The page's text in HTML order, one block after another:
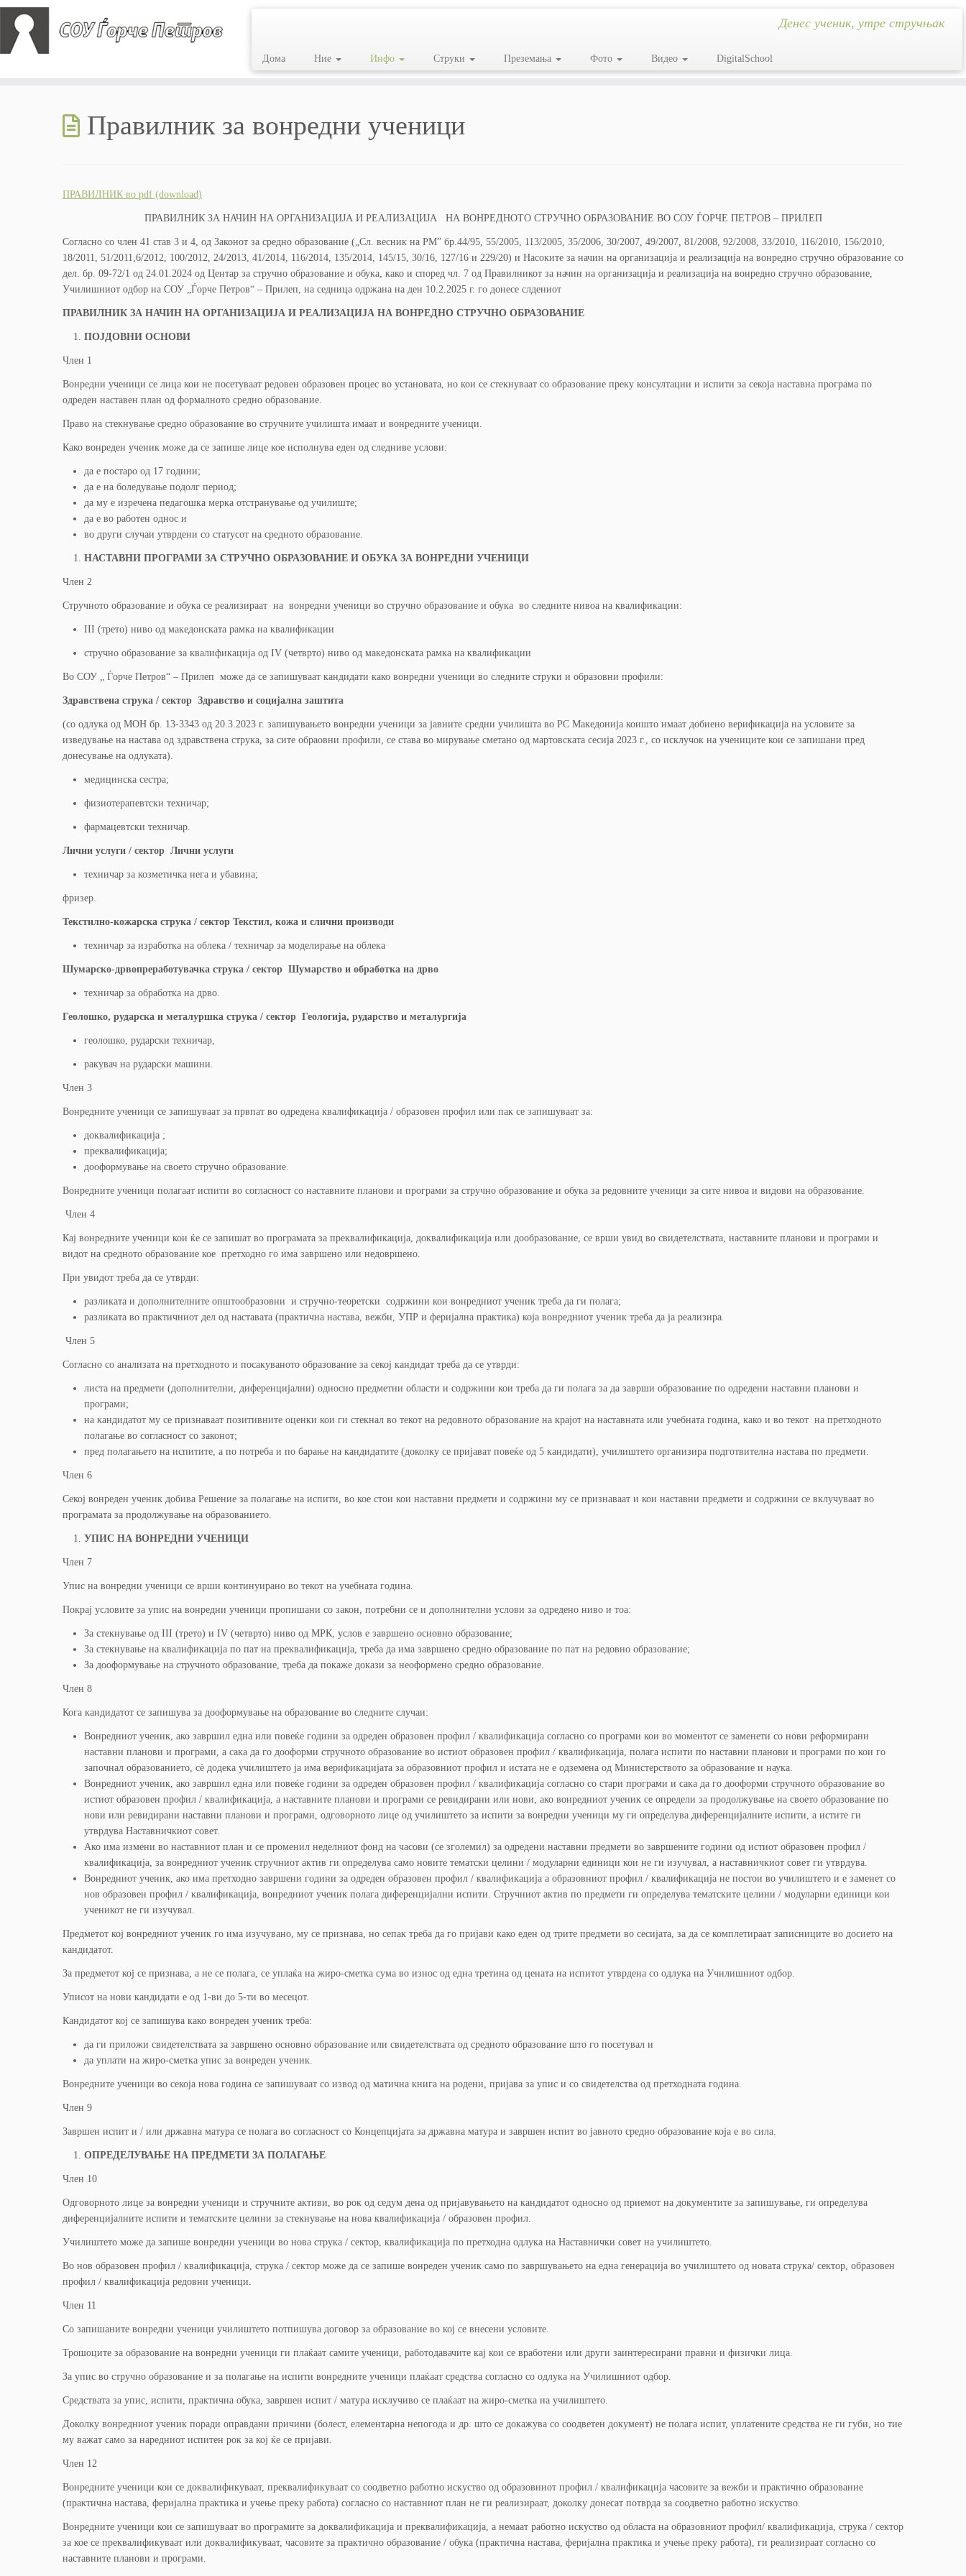
Денес ученик, утре стручњак
Дома Ние Инфо Струки Преземања Фото Видео DigitalSchool
Правилник за вонредни ученици
ПРАВИЛНИК во pdf (download)
ПРАВИЛНИК ЗА НАЧИН НА ОРГАНИЗАЦИЈА И РЕАЛИЗАЦИЈА НА ВОНРЕДНОТО СТРУЧНО ОБРАЗОВАНИЕ ВО СОУ ЃОРЧЕ ПЕТРОВ – ПРИЛЕП
Согласно со член 41 став 3 и 4, од Законот за средно образование („Сл. весник на РМ” бр.44/95, 55/2005, 113/2005, 35/2006, 30/2007, 49/2007, 81/2008, 92/2008, 33/2010, 116/2010, 156/2010,
18/2011, 51/2011,6/2012, 100/2012, 24/2013, 41/2014, 116/2014, 135/2014, 145/15, 30/16, 127/16 и 229/20) и Насоките за начин на организација и реализација на вонредно стручно образование со
дел. бр. 09-72/1 од 24.01.2024 од Центар за стручно образование и обука, како и според чл. 7 од Правилникот за начин на организација и реализација на вонредно стручно образование,
Училишниот одбор на СОУ „Ѓорче Петров“ – Прилеп, на седница одржана на ден 10.2.2025 г. го донесе слдениот
ПРАВИЛНИК ЗА НАЧИН НА ОРГАНИЗАЦИЈА И РЕАЛИЗАЦИЈА НА ВОНРЕДНО СТРУЧНО ОБРАЗОВАНИЕ
ПОЈДОВНИ ОСНOВИ
Член 1
Вонредни ученици се лица кои не посетуваат редовен образовен процес во установата, но кои се стекнуваат со образование преку консултации и испити за секоја наставна програма по
одреден наставен план од формалното средно образование.
Право на стекнување средно образование во стручните училишта имаат и вонредните ученици.
Како вонреден ученик може да се запише лице кое исполнува еден од следниве услови:
да е постаро од 17 години;
да е на боледување подолг период;
да му е изречена педагошка мерка отстранување од училиште;
да е во работен однос и
во други случаи утврдени со статусот на средното образование.
НАСТАВНИ ПРОГРАМИ ЗА СТРУЧНО ОБРАЗОВАНИЕ И ОБУКА ЗА ВОНРЕДНИ УЧЕНИЦИ
Член 2
Стручното образование и обука се реализираат на вонредни ученици во стручно образование и обука во следните нивоа на квалификации:
III (трето) ниво од македонската рамка на квалификации
стручно образование за квалификација од IV (четврто) ниво од македонската рамка на квалификации
Во СОУ „ Ѓорче Петров“ – Прилеп може да се запишуваат кандидати како вонредни ученици во следните струки и образовни профили:
Здравствена струка / сектор Здравство и социјална заштита
(со одлука од МОН бр. 13-3343 од 20.3.2023 г. запишувањето вонредни ученици за јавните средни училишта во РС Македонија коишто имаат добиено верификација на условите за
изведување на настава од здравствена струка, за сите обраовни профили, се става во мирување сметано од мартовската сесија 2023 г., со исклучок на учениците кои се запишани пред
донесување на одлуката).
медицинска сестра;
физиотерапевтски техничар;
фармацевтски техничар.
Лични услуги / сектор Лични услуги
техничар за козметичка нега и убавина;
фризер.
Текстилно-кожарска струка / сектор Текстил, кожа и слични производи
техничар за изработка на облека / техничар за моделирање на облека
Шумарско-дрвопреработувачка струка / сектор Шумарство и обработка на дрво
техничар за обработка на дрво.
Геолошко, рударска и металуршка струка / сектор Геологија, рударство и металургија
геолошко, рударски техничар,
ракувач на рударски машини.
Член 3
Вонредните ученици се запишуваат за првпат во одредена квалификација / образовен профил или пак се запишуваат за:
доквалификација ;
преквалификација;
дооформување на своето стручно образование.
Вонредните ученици полагаат испити во согласност со наставните планови и програми за стручно образование и обука за редовните ученици за сите нивоа и видови на образование.
Член 4
Кај вонредните ученици кои ќе се запишат во програмата за преквалификација, доквалификација или дообразование, се врши увид во свидетелствата, наставните планови и програми и
видот на средното образование кое претходно го има завршено или недовршено.
При увидот треба да се утврди:
разликата и дополнителните општообразовни и стручно-теоретски содржини кои вонредниот ученик треба да ги полага;
разликата во практичниот дел од наставата (практична настава, вежби, УПР и феријална практика) која вонредниот ученик треба да ја реализира.
Член 5
Согласно со анализата на претходното и посакуваното образование за секој кандидат треба да се утврди:
листа на предмети (дополнителни, диференцијални) односно предметни области и содржини кои треба да ги полага за да заврши образование по одредени наставни планови и
програми;
на кандидатот му се признаваат позитивните оценки кои ги стекнал во текот на редовното образование на крајот на наставната или учебната година, како и во текот на претходното
полагање во согласност со законот;
пред полагањето на испитите, а по потреба и по барање на кандидатите (доколку се пријават повеќе од 5 кандидати), училиштето организира подготвителна настава по предмети.
Член 6
Секој вонреден ученик добива Решение за полагање на испити, во кое стои кои наставни предмети и содржини му се признаваат и кои наставни предмети и содржини се вклучуваат во
програмата за продолжување на образованието.
УПИС НА ВОНРЕДНИ УЧЕНИЦИ
Член 7
Упис на вонредни ученици се врши континуирано во текот на учебната година.
Покрај условите за упис на вонредни ученици пропишани со закон, потребни се и дополнителни услови за одредено ниво и тоа:
За стекнување од III (трето) и IV (четврто) ниво од МРК, услов е завршено основно образование;
За стекнување на квалификација по пат на преквалификација, треба да има завршено средно образование по пат на редовно образование;
За дооформување на стручното образование, треба да покаже докази за неоформено средно образование.
Член 8
Кога кандидатот се запишува за дооформување на образование во следните случаи:
Вонредниот ученик, ако завршил една или повеќе години за одреден образовен профил / квалификација согласно со програми кои во моментот се заменети со нови реформирани
наставни планови и програми, а сака да го дооформи стручното образование во истиот образовен профил / квалификација, полага испити по наставни планови и програми по кои го
започнал образованието, сѐ додека училиштето ја има верификацијата за образовниот профил и истата не е одземена од Министерството за образование и наука.
Вонредниот ученик, ако завршил една или повеќе години за одреден образовен профил / квалификација согласно со стари програми и сака да го дооформи стручното образование во
истиот образовен профил / квалификација, а наставните планови и програми се ревидирани или нови, ако вонредниот ученик се определи за продолжување на своето образование по
нови или ревидирани наставни планови и програми, одговорното лице од училиштето за испити за вонредни ученици му ги определува диференцијалните испити, а истите ги
утврдува Наставничкиот совет.
Ако има измени во наставниот план и се променил неделниот фонд на часови (се зголемил) за одредени наставни предмети во завршените години од истиот образовен профил /
квалификација, за вонредниот ученик стручниот актив ги определува само новите тематски целини / модуларни единици кои не ги изучувал, а наставничкиот совет ги утврдува.
Вонредниот ученик, ако има претходно завршени години за одреден образовен профил / квалификација а образовниот профил / квалификација не постои во училиштето и е заменет со
нов образовен профил / квалификација, вонредниот ученик полага диференцијални испити. Стручниот актив по предмети ги определува тематските целини / модуларни единици кои
ученикот не ги изучувал.
Предметот кој вонредниот ученик го има изучувано, му се признава, но сепак треба да го пријави како еден од трите предмети во сесијата, за да се комплетираат записниците во досието на
кандидатот.
За предметот кој се признава, а не се полага, се уплаќа на жиро-сметка сума во износ од една третина од цената на испитот утврдена со одлука на Училишниот одбор.
Уписот на нови кандидати е од 1-ви до 5-ти во месецот.
Кандидатот кој се запишува како вонреден ученик треба:
да ги приложи свидетелствата за завршено основно образование или свидетелствата од средното образование што го посетувал и
да уплати на жиро-сметка упис за вонреден ученик.
Вонредните ученици во секоја нова година се запишуваат со извод од матична книга на родени, пријава за упис и со свидетелства од претходната година.
Член 9
Завршен испит и / или државна матура се полага во согласност со Концепцијата за државна матура и завршен испит во јавното средно образование која е во сила.
ОПРЕДЕЛУВАЊЕ НА ПРЕДМЕТИ ЗА ПОЛАГАЊЕ
Член 10
Одговорното лице за вонредни ученици и стручните активи, во рок од седум дена од пријавувањето на кандидатот односно од приемот на документите за запишување, ги определува
диференцијалните испити и тематските целини за стекнување на нова квалификација / образовен профил.
Училиштето може да запише вонредни ученици во нова струка / сектор, квалификација по претходна одлука на Наставнички совет на училиштето.
Во нов образовен профил / квалификација, струка / сектор може да се запише вонреден ученик само по завршувањето на една генерација во училиштето од новата струка/ сектор, образовен
профил / квалификација редовни ученици.
Член 11
Со запишаните вонредни ученици училиштето потпишува договор за образование во кој се внесени условите.
Трошоците за образование на вонредни ученици ги плаќаат самите ученици, работодавачите кај кои се вработени или други заинтересирани правни и физички лица.
За упис во стручно образование и за полагање на испити вонредните ученици плаќаат средства согласно со одлука на Училишниот одбор.
Средствата за упис, испити, практична обука, завршен испит / матура исклучиво се плаќаат на жиро-сметка на училиштето.
Доколку вонредниот ученик поради оправдани причини (болест, елементарна непогода и др. што се докажува со соодветен документ) не полага испит, уплатените средства не ги губи, но тие
му важат само за наредниот испитен рок за кој ќе се пријави.
Член 12
Вонредните ученици кои се доквалификуваат, преквалификуваат со соодветно работно искуство од образовниот профил / квалификација часовите за вежби и практично образование
(практична настава, феријална практика и учење преку работа) согласно со наставниот план не ги реализираат, доколку донесат потврда за соодветно работно искуство.
Вонредните ученици кои се запишуваат во програмите за доквалификација и преквалификација, а немаат работно искуство од областа на образовниот профил/ квалификација, струка / сектор
за кое се преквалификуваат или доквалификуваат, часовите за практично образование / обука (практична настава, феријална практика и учење преку работа), ги реализираат согласно со
наставните планови и програми.